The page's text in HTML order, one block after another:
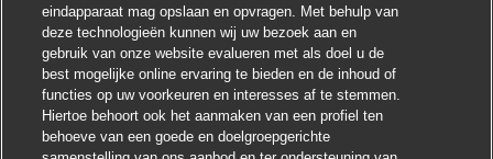
Soortgelijke banen zoeken
eindapparaat mag opslaan en opvragen. Met behulp van
deze technologieën kunnen wij uw bezoek aan en
gebruik van onze website evalueren met als doel u de
best mogelijke online ervaring te bieden en de inhoud of
functies op uw voorkeuren en interesses af te stemmen.
Hiertoe behoort ook het aanmaken van een profiel ten
behoeve van een goede en doelgroepgerichte